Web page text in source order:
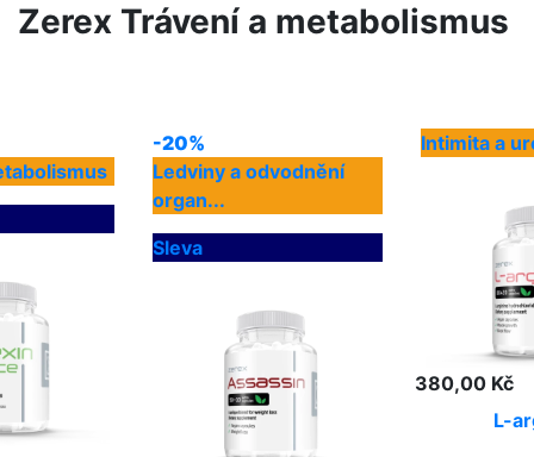
Zerex Trávení a metabolismus
-20%
Ledviny a odvodnění
organ...
Sleva
Intimita a
L-
380,00 Kč